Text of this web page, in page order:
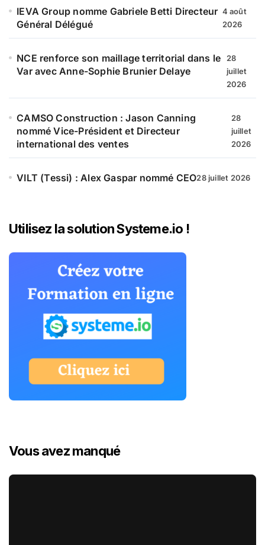
IEVA Group nomme Gabriele Betti Directeur
Général Délégué
4 août
2026
NCE renforce son maillage territorial dans le
Var avec Anne-Sophie Brunier Delaye
28
juillet
2026
CAMSO Construction : Jason Canning
nommé Vice-Président et Directeur
international des ventes
28
juillet
2026
VILT (Tessi) : Alex Gaspar nommé CEO28 juillet 2026
Utilisez la solution Systeme.io !
Vous avez manqué